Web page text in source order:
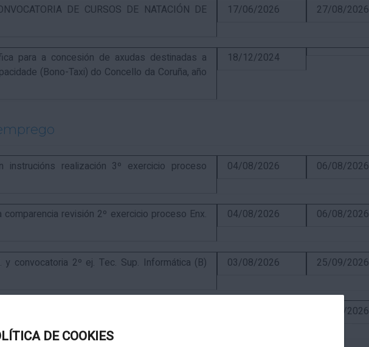
DE COOKIES
DE CURSOS DE NATACIÓN DE
17/06/2026 27/08/2026
para a concesión de axudas destinadas a
(Bono-Taxi) do Concello da Coruña, año
18/12/2024
instrucións realización 3º exercicio proceso
04/08/2026 06/08/2026
comparencia revisión 2º exercicio proceso Enx.
04/08/2026 06/08/2026
y convocatoria 2º ej. Tec. Sup. Informática (B)
03/08/2026 25/09/2026
3º exercicio e finalización proceso Tec. Sup.
31/08/2026